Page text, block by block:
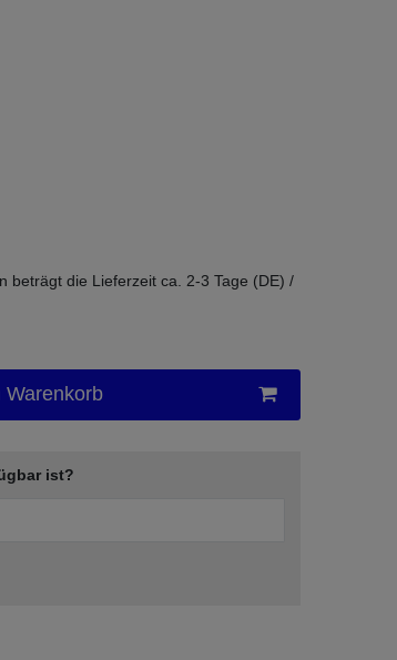
beträgt die Lieferzeit ca. 2-3 Tage (DE) /
Warenkorb
ist?